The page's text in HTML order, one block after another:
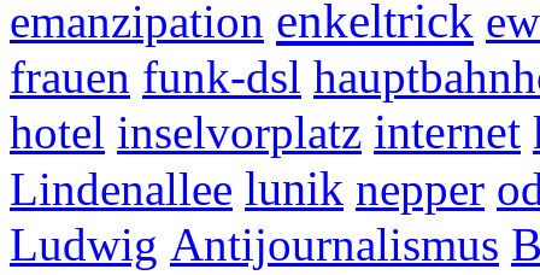
emanzipation enkeltrick
frauen funk-dsl
hotel inselvorplatz internet
Lindenallee lunik nepper
Ludwig Antijournalismus